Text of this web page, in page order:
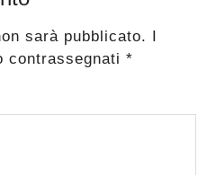
sarà pubblicato. I
contrassegnati*